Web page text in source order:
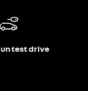
test drive